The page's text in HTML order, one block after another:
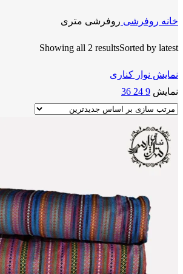
خانه روفرشی روفرشی متری
Showing all 2 resultsSorted by latest
نمایش نوار کناری
نمایش 9
24
36